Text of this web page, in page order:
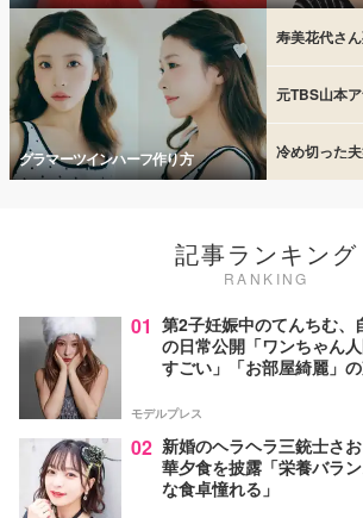
グラマーツインハーフ作り方
寿美花代さ
元TBS山本
冷め切った
記事ランキング
RANKING
01 第2子妊娠中のてんちむ、
の日常公開「ワンちゃん
すごい」「お部屋綺麗」
モデルプレス
02 新婚のヘラヘラ三銃士さ
華夕食を披露「栄養バラ
な食卓憧れる」